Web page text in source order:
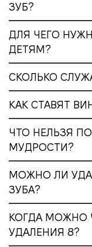
ЗУБ?
ДЛЯ ЧЕГО
ДЕТЯМ?
СКОЛЬКО
КАК СТАВЯТ
ЧТО НЕЛЬЗЯ
МУДРОСТИ?
МОЖНО ЛИ
ЗУБА?
КОГДА МОЖНО
УДАЛЕНИЯ 8?